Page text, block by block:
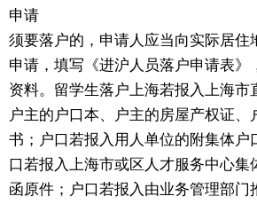
申请
须要落户的，申请人应当向实际居住
申请，填写《进沪人员落户申请表》
资料。留学生落户上海若报入上海市
户主的户口本、户主的房屋产权证、
书；户口若报入用人单位的附集体户
口若报入上海市或区人才服务中心集
函原件；户口若报入由业务管理部门